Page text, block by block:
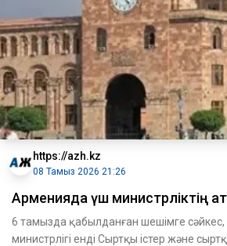
https://azh.kz
08 Тамыз 2026 21:26
Арменияда үш министрліктің
6 тамызда қабылданған шешімге сәйкес,
министрлігі енді Сыртқы істер және